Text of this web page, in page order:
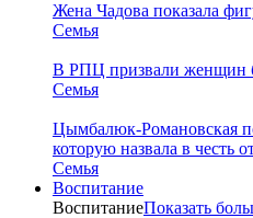
Жена Чадова показала
Семья
В РПЦ призвали женщин
Семья
Цымбалюк-Романовская
которую назвала в честь
Семья
Воспитание
ВоспитаниеПоказать